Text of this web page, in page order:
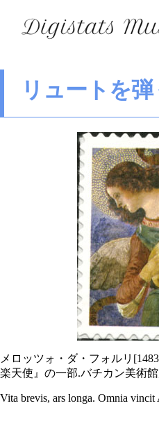
リュートを
メロッツォ・ダ・フォルリ
楽天使』の一部.バチカン美術
Vita brevis, ars longa. Omnia vincit